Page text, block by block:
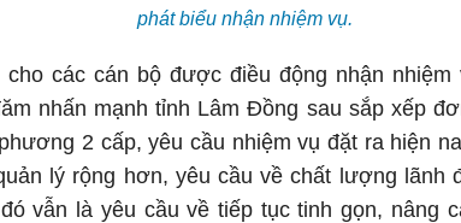
phát biểu nhận nhiệm vụ.
cho các cán bộ được điều động nhận
nhấn mạnh tỉnh Lâm Đồng sau sắp xếp
2 cấp, yêu cầu nhiệm vụ đặt ra hiện
lý rộng hơn, yêu cầu về chất lượng lãnh
vẫn là yêu cầu về tiếp tục tinh gọn, nâng